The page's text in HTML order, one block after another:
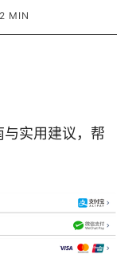
2 MIN
实用建议，帮